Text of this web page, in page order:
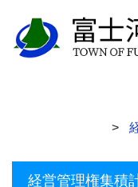
経営管理権集積